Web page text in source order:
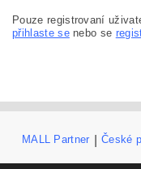
Pouze registrovaní
přihlaste senebo se
MALL Partner České